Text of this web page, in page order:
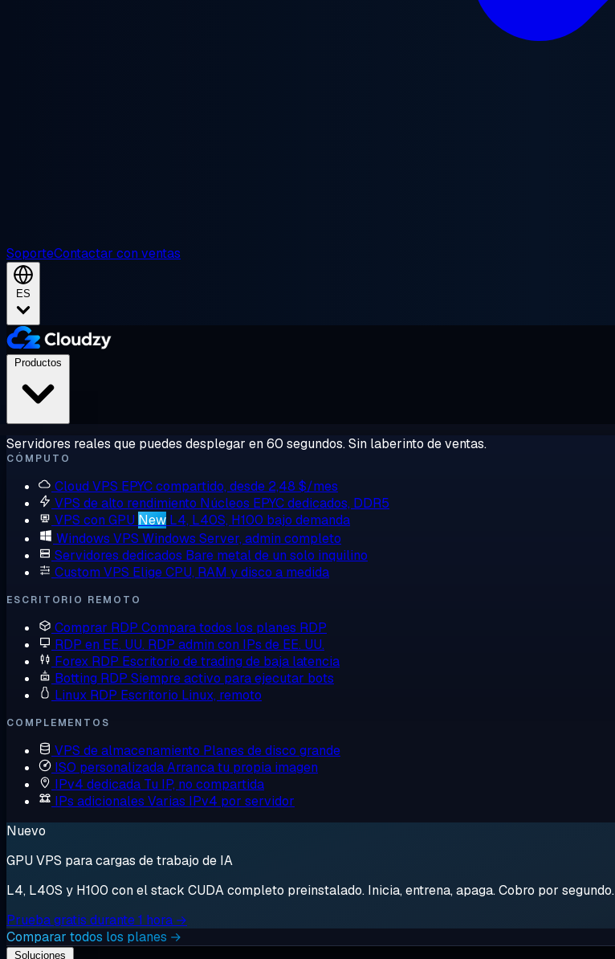
SoporteContactar con ventas
ES
Servidores reales que puedes desplegar en 60 segundos. Sin laberinto de ventas.
CÓMPUTO
Cloud VPS EPYC compartido, desde 2,48 $/mes
VPS de alto rendimiento Núcleos EPYC dedicados, DDR5
VPS con GPU New L4, L40S, H100 bajo demanda
Windows VPS Windows Server, admin completo
Servidores dedicados Bare metal de un solo inquilino
Custom VPS Elige CPU, RAM y disco a medida
ESCRITORIO REMOTO
Comprar RDP Compara todos los planes RDP
RDP en EE. UU. RDP admin con IPs de EE. UU.
Forex RDP Escritorio de trading de baja latencia
Botting RDP Siempre activo para ejecutar bots
Linux RDP Escritorio Linux, remoto
COMPLEMENTOS
VPS de almacenamiento Planes de disco grande
ISO personalizadaArranca tu propia imagen
IPv4 dedicada Tu IP, no compartida
IPs adicionales Varias IPv4 por servidor
Nuevo
GPU VPS para cargas de trabajo de IA
L4, L40S y H100 con el stack CUDA completo preinstalado. Inicia, entrena, apaga. Cobro por segundo.
Prueba gratis durante 1 hora →
Comparar todos los planes →